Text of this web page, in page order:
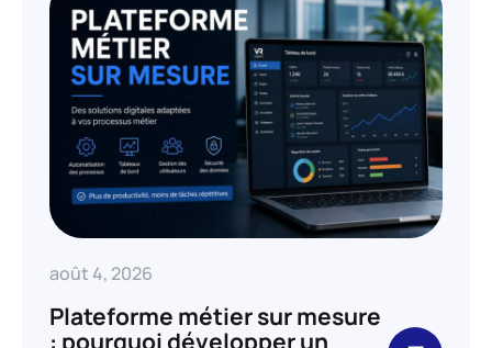
août 4, 2026
Plateforme métier sur mesure
: pourquoi développer un